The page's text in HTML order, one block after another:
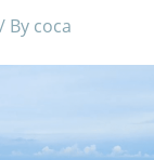
/ By coca